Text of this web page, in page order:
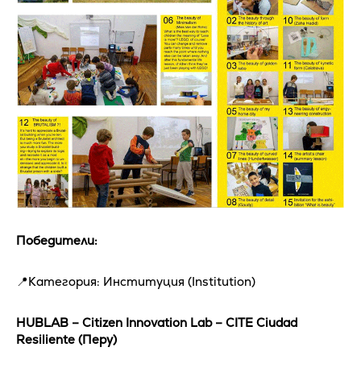
Победители:
📍Категория: Институция (Institution)
HUBLAB – Citizen Innovation Lab – CITE Ciudad
Resiliente (Перу)